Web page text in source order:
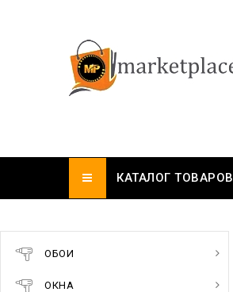
КАТАЛОГ ТОВАРОВ
ОБОИ
ОКНА